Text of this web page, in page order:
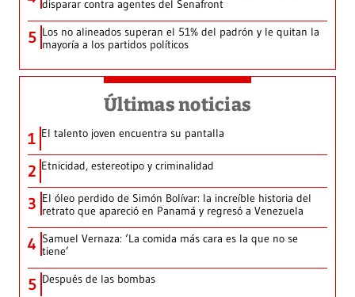
disparar contra agentes del Senafront
5 Los no alineados superan el 51% del padrón y le quitan la
mayoría a los partidos políticos
Últimas noticias
1 El talento joven encuentra su pantalla​
2 Etnicidad, estereotipo y criminalidad
3 El óleo perdido de Simón Bolívar: la increíble historia del
retrato que apareció en Panamá y regresó a Venezuela
4 Samuel Vernaza: ‘La comida más cara es la que no se
tiene’
5 Después de las bombas